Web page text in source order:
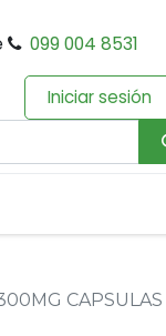
099 004 8531
Iniciar sesión